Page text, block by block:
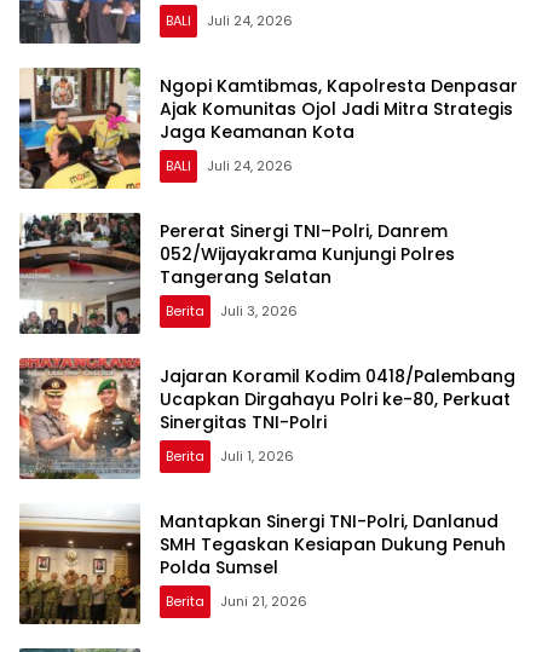
BALI Juli 24, 2026
Ngopi Kamtibmas, Kapolresta Denpasar
Ajak Komunitas Ojol Jadi Mitra Strategis
Jaga Keamanan Kota
BALI Juli 24, 2026
Pererat Sinergi TNI–Polri, Danrem
052/Wijayakrama Kunjungi Polres
Tangerang Selatan
Berita Juli 3, 2026
Jajaran Koramil Kodim 0418/Palembang
Ucapkan Dirgahayu Polri ke-80, Perkuat
Sinergitas TNI-Polri
Berita Juli 1, 2026
Mantapkan Sinergi TNI-Polri, Danlanud
SMH Tegaskan Kesiapan Dukung Penuh
Polda Sumsel
Berita Juni 21, 2026